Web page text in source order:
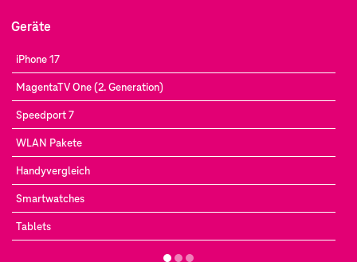
Geräte
iPhone 17
MagentaTV One (2. Generation)
Speedport 7
WLAN Pakete
Handyvergleich
Smartwatches
Tablets